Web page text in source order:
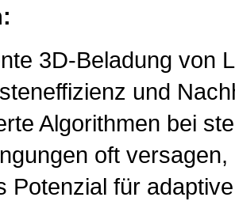
3D-Beladung von
und
Algorithmen bei
oft
Potenzial für